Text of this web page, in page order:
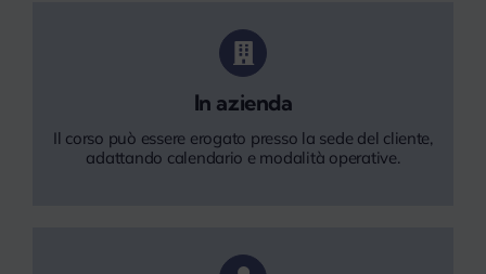
In azienda
Il corso può essere erogato presso la sede del cliente,
adattando calendario e modalità operative.